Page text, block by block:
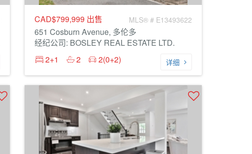
CAD$799,999 出售 MLS® # E13493622
651 Cosburn Avenue, 多伦多
经纪公司: BOSLEY REAL ESTATE LTD.
2+1
2 2(0+2) 详细